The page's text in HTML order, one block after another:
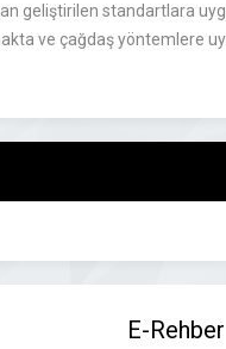
geliştirilen standartlara
ve çağdaş yöntemlere
E-Rehber